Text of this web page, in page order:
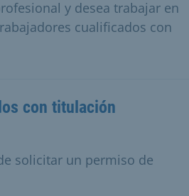
y desea trabajar en
cualificados con
con titulación
solicitar un permiso de